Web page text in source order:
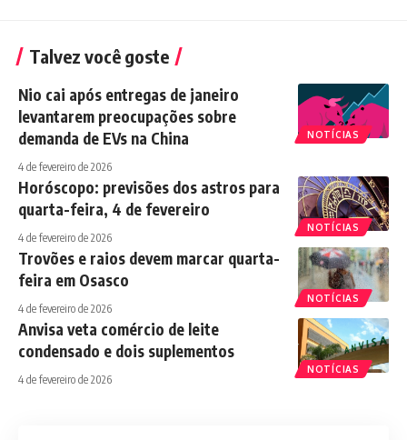
Talvez você goste
NOTÍCIAS
Nio cai após entregas de janeiro
levantarem preocupações sobre
demanda de EVs na China
4 de fevereiro de 2026
NOTÍCIAS
Horóscopo: previsões dos astros para
quarta-feira, 4 de fevereiro
4 de fevereiro de 2026
NOTÍCIAS
Trovões e raios devem marcar quarta-
feira em Osasco
4 de fevereiro de 2026
NOTÍCIAS
Anvisa veta comércio de leite
condensado e dois suplementos
4 de fevereiro de 2026